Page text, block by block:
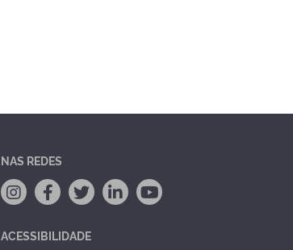
NAS REDES
ACESSIBILIDADE